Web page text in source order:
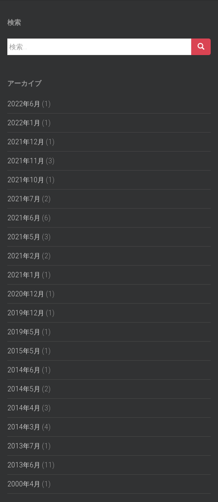
検索
検
索:
アーカイブ
2022年6月 (1)
2022年1月 (1)
2021年12月 (1)
2021年11月 (3)
2021年10月 (1)
2021年7月 (2)
2021年6月 (6)
2021年5月 (3)
2021年2月 (2)
2021年1月 (1)
2020年12月 (1)
2019年12月 (1)
2019年5月 (1)
2015年5月 (1)
2014年6月 (1)
2014年5月 (2)
2014年4月 (3)
2014年3月 (4)
2013年7月 (1)
2013年6月 (11)
2000年4月 (1)